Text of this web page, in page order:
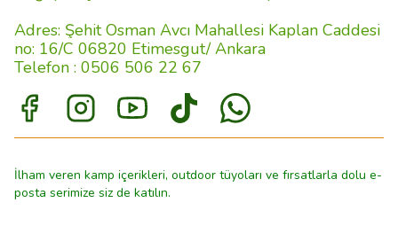
Adres: Şehit Osman Avcı Mahallesi Kaplan Caddesi
no: 16/C 06820 Etimesgut/ Ankara
Telefon : 0506 506 22 67
İlham veren kamp içerikleri, outdoor tüyoları ve fırsatlarla dolu e-
posta serimize siz de katılın.